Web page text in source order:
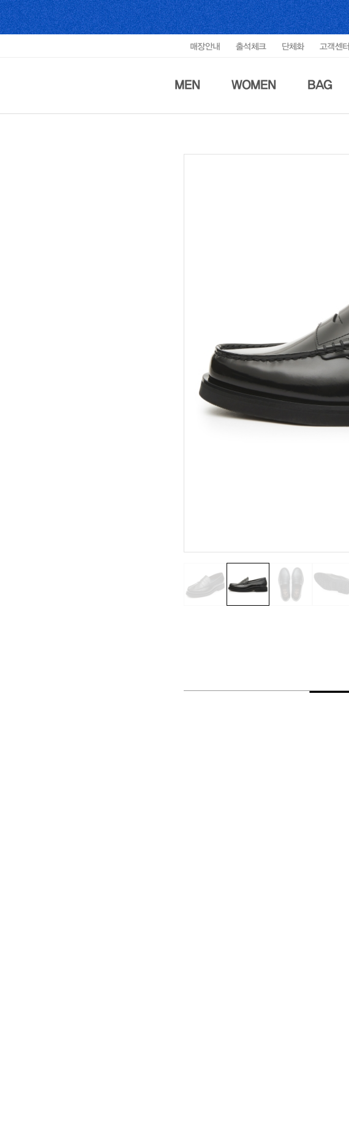
매장안내 출석체크 단체화 고객센터
MEN WOMEN BAG